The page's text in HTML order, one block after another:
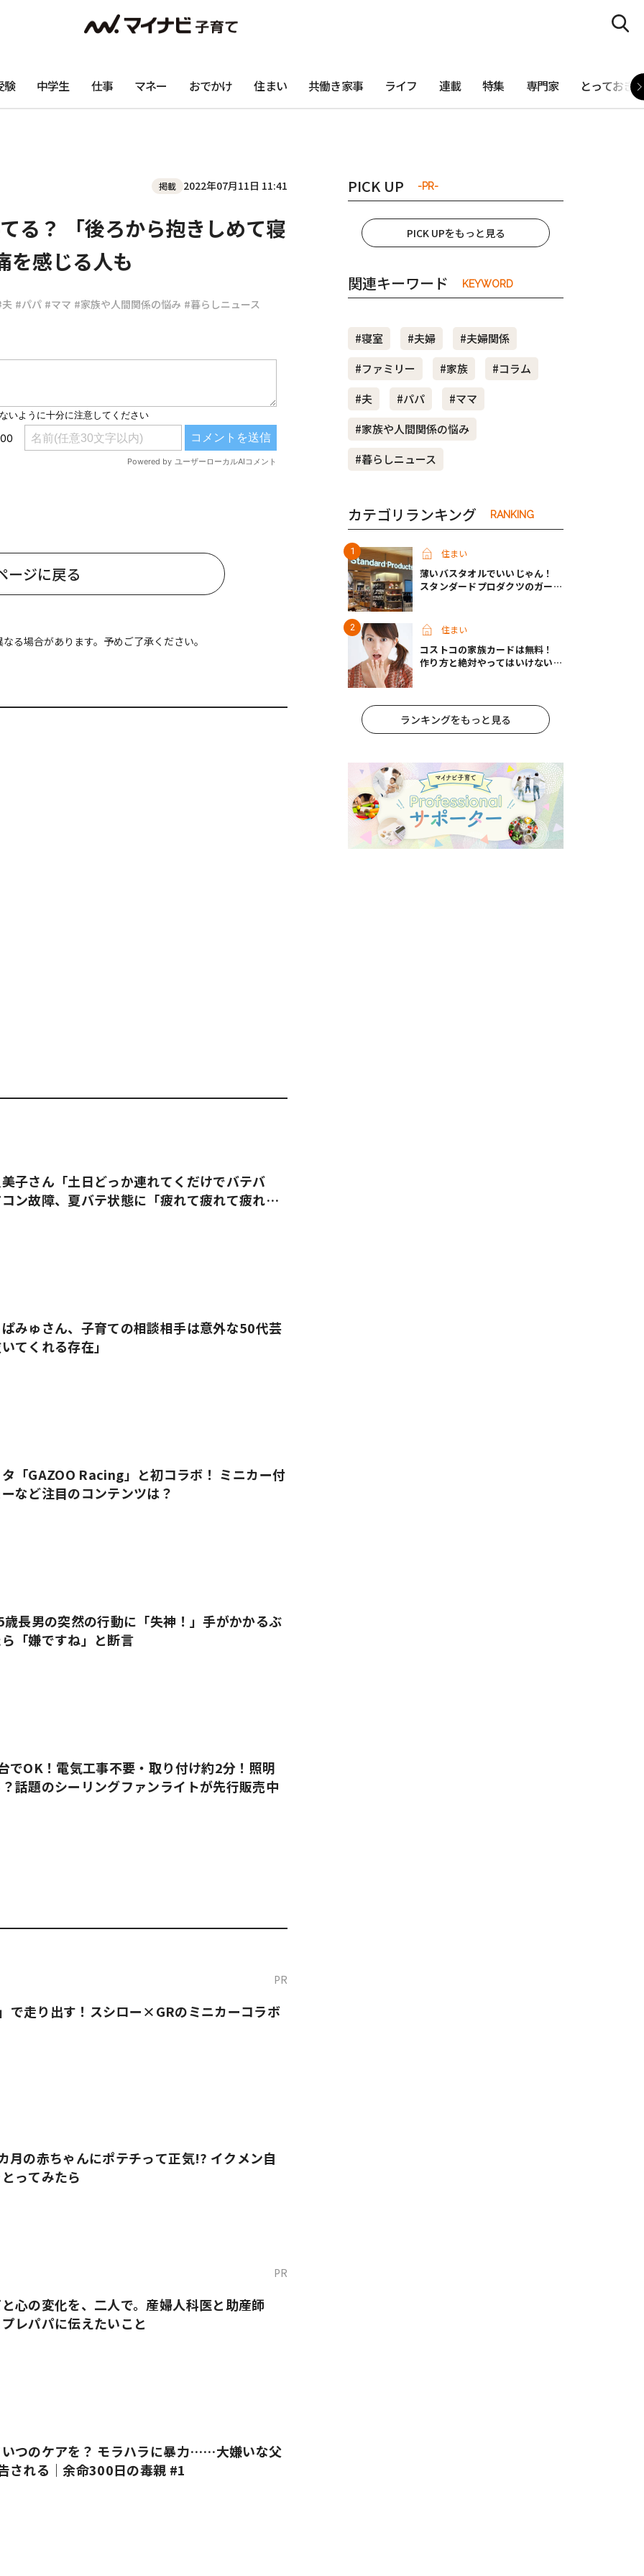
#共働き夫婦 #産休 #育休
ニュース #マタニティニュース
験 中学生 仕事 マネー おでかけ 住まい 共働き家事 ライフ 連載 特集 専門家 とっておき
掲載 2022年07月11日 11:41
る？ 「後ろから抱きしめて寝
を感じる人も
#パパ #ママ #家族や人間関係の悩み #暮らしニュース
ージに戻る
る場合があります。予めご了承ください。
子さん「土日どっか連れてくだけでバテバ
ン故障、夏バテ状態に「疲れて疲れて疲れ果
みゅさん、子育ての相談相手は意外な50代芸
てくれる存在」
「GAZOO Racing」と初コラボ！ ミニカー付
など注目のコンテンツは？
長男の突然の行動に「失神！」手がかかるぶ
「嫌ですね」と断言
でOK！電気工事不要・取り付け約2分！照明
話題のシーリングファンライトが先行販売中
PR
で走り出す！スシロー×GRのミニカーコラボ
月の赤ちゃんにポテチって正気!? イクメン自
ってみたら
PR
心の変化を、二人で。産婦人科医と助産師
レパパに伝えたいこと
いつのケアを？ モラハラに暴力……大嫌いな父
される｜余命300日の毒親 #1
PICK UP -PR-
PICK UPをもっと見る
関連キーワード KEYWORD
#寝室 #夫婦
#夫婦関係
#ファミリー
#家族
#コラム
#夫
#パパ
#ママ
#家族や人間関係の悩み
#暮らしニュース
カテゴリランキング RANKING
住まい
薄いバスタオルでいいじゃん！
スタンダードプロダクツのガーゼ
住まい
コストコの家族カードは無料！
作り方と絶対やってはいけないパ
ランキングをもっと見る